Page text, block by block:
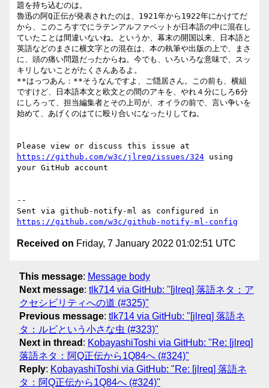
題を持ち込むのは。
魯迅の阿Q正伝が発表されたのは、1921年から1922年にかけてだ
から、このころすでにラテンアルファベットが日本語の中に混在し
ていたことは間違いないね。というか、幕末の開国以来、日本語と
英語などのまさに横文字との混在は、本の執筆や出版の上で、まさ
に、頭の痛い問題だったからね。今でも、いろいろな意味で、スッ
キリしないことがたくさんあるよ。
**はっつあん：**そうなんですよ、ご隠居さん。この前も、横組
ですけど、日本語本文と欧文との間のアキを、やれ４分にしろ6分
にしろって、担当編集者とその上司が、オイラの前で、言い争いを
始めて、あげくのはてに殴り合いになったりしてね。
https://github.com/w3c/jlreq/issues/324 using
your GitHub account
--
https://github.com/w3c/github-notify-ml-config
Received on Friday, 7 January 2022 01:02:51 UTC
This message: Message body
Next message: tlk714 via GitHub: "[jlreq] 落語ネタ：ア
クセシビリティへの道 (#325)"
Previous message: tlk714 via GitHub: "[jlreq] 落語ネ
タ：ルビという小さな虫 (#323)"
Next in thread : KobayashiToshi via GitHub: "Re: [jlreq]
落語ネタ：阿Q正伝から1Q84へ (#324)"
Reply: KobayashiToshi via GitHub: "Re: [jlreq] 落語ネ
タ：阿Q正伝から1Q84へ (#324)"